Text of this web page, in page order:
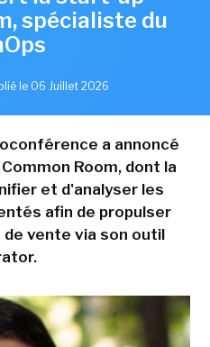
spécialiste du
le 06 Juillet 2026
a annoncé
Room, dont la
et d'analyser les
afin de propulser
vente via son outil